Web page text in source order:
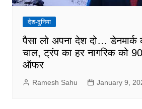
देश-दुनिया
पैसा लो अपना देश दो…
चाल, ट्रंप का हर नागरिक को
ऑफर
Ramesh Sahu January 9,